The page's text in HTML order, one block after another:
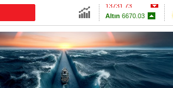
Altın
6670.03
Euro55.1478